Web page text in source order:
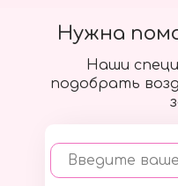
Наши
подобрать
Введите
Нужна